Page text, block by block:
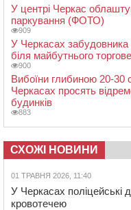
У центрі Черкас
паркування (ФОТО)
909
У Черкасах забудовника
біля майбутнього
900
Вибоїни глибиною 20-30
Черкасах просять
будинків
883
СХОЖІ НОВИНИ
01 ТРАВНЯ 2026, 11:40
У Черкасах поліцейські
кровотечею